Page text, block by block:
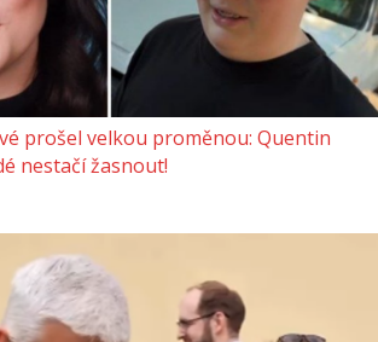
prošel velkou proměnou: Quentin
nestačí žasnout!